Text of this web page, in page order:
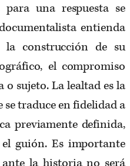
una respuesta se
entienda
la construcción de su
el compromiso
sujeto. La lealtad es la
traduce en fidelidad a
previamente definida,
guión. Es importante